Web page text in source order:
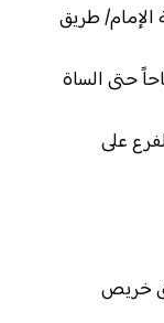
الإمام/ طريق
حتى الساة
على
خريص